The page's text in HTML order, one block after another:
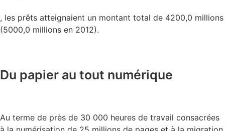
, les prêts atteignaient un montant total de 4200,0 millions
(5000,0 millions en 2012).
Du papier au tout numérique
Au terme de près de 30 000 heures de travail consacrées